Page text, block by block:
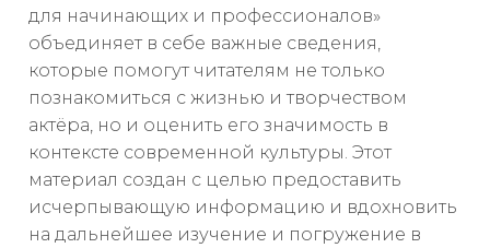
для начинающих и профессионалов»
объединяет в себе важные сведения,
которые помогут читателям не только
познакомиться с жизнью и творчеством
актёра, но и оценить его значимость в
контексте современной культуры. Этот
материал создан с целью предоставить
исчерпывающую информацию и вдохновить
на дальнейшее изучение и погружение в